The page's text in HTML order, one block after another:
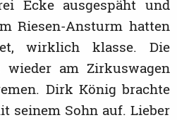
Ecke ausgespäht und
Riesen-Ansturm hatten
wirklich klasse. Die
wieder am Zirkuswagen
Dirk König brachte
seinem Sohn auf. Lieber